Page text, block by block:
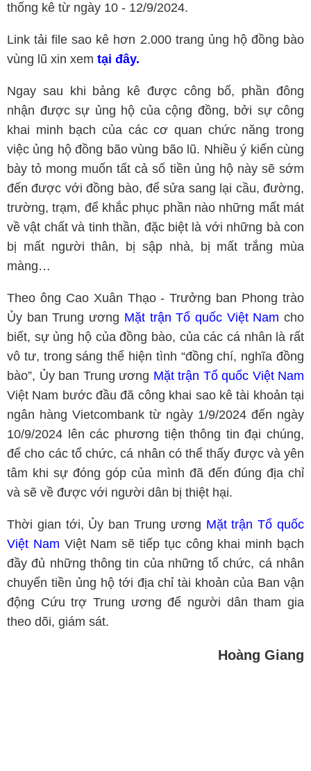
thống kê từ ngày 10 - 12/9/2024.
Link tải file sao kê hơn 2.000 trang ủng hộ đồng bào
vùng lũ xin xem tại đây.
Ngay sau khi bảng kê được công bố, phần đông
nhận được sự ủng hộ của cộng đồng, bởi sự công
khai minh bạch của các cơ quan chức năng trong
việc ủng hộ đồng bão vùng bão lũ. Nhiều ý kiến cùng
bày tỏ mong muốn tất cả số tiền ủng hộ này sẽ sớm
đến được với đồng bào, để sửa sang lại cầu, đường,
trường, trạm, để khắc phục phần nào những mất mát
về vật chất và tinh thần, đặc biệt là với những bà con
bị mất người thân, bị sập nhà, bị mất trắng mùa
màng…
Theo ông Cao Xuân Thạo - Trưởng ban Phong trào
Ủy ban Trung ương Mặt trận Tổ quốc Việt Namcho
biết, sự ủng hộ của đồng bào, của các cá nhân là rất
vô tư, trong sáng thể hiện tình “đồng chí, nghĩa đồng
bào”, Ủy ban Trung ương Mặt trận Tổ quốc Việt Nam
Việt Nam bước đầu đã công khai sao kê tài khoản tại
ngân hàng Vietcombank từ ngày 1/9/2024 đến ngày
10/9/2024 lên các phương tiện thông tin đại chúng,
để cho các tổ chức, cá nhân có thể thấy được và yên
tâm khi sự đóng góp của mình đã đến đúng địa chỉ
và sẽ về được với người dân bị thiệt hại.
Thời gian tới, Ủy ban Trung ương Mặt trận Tổ quốc
Việt Nam Việt Nam sẽ tiếp tục công khai minh bạch
đầy đủ những thông tin của những tổ chức, cá nhân
chuyển tiền ủng hộ tới địa chỉ tài khoản của Ban vận
động Cứu trợ Trung ương để người dân tham gia
theo dõi, giám sát.
Hoàng Giang